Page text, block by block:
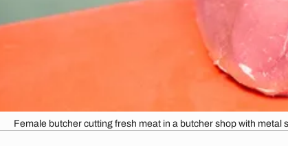
Female butcher cutting fresh meat in a butcher shop with